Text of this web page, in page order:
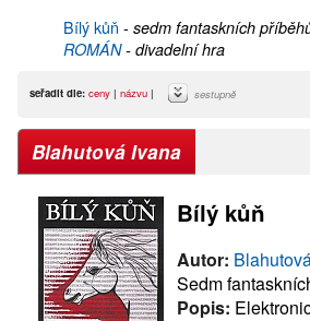
Bílý kůň - sedm fantaskních
ROMÁN- divadelní hra
seřadit dle: ceny | názvu | sestupně
Blahutová Ivana
Bílý kůň
Autor:
Sedm
Popis: